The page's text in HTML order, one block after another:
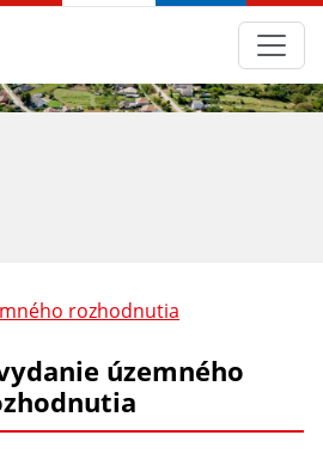
rozhodnutia
územného